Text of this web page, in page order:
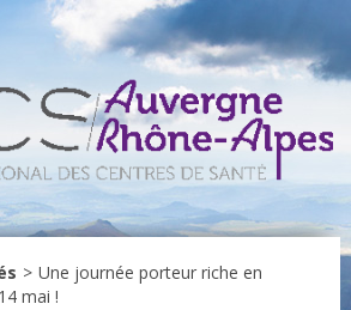
> Une journée porteur riche en
mai !